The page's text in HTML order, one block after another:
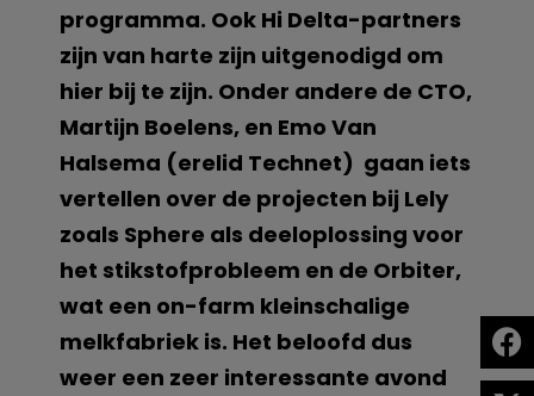
programma. Ook Hi Delta-partners
zijn van harte zijn uitgenodigd om
hier bij te zijn. Onder andere de CTO,
Martijn Boelens, en Emo Van
Halsema (erelid Technet) gaan iets
vertellen over de projecten bij Lely
zoals Sphere als deeloplossing voor
het stikstofprobleem en de Orbiter,
wat een on-farm kleinschalige
melkfabriek is. Het beloofd dus
weer een zeer interessante avond